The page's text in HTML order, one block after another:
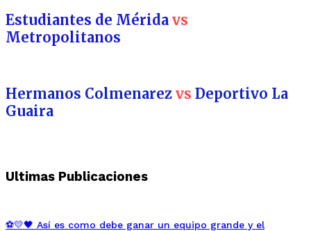
Estudiantes de Mérida vs
Metropolitanos
Hermanos Colmenarez vs Deportivo La
Guaira
Ultimas Publicaciones
⚽💛🖤 Así es como debe ganar un equipo grande y el